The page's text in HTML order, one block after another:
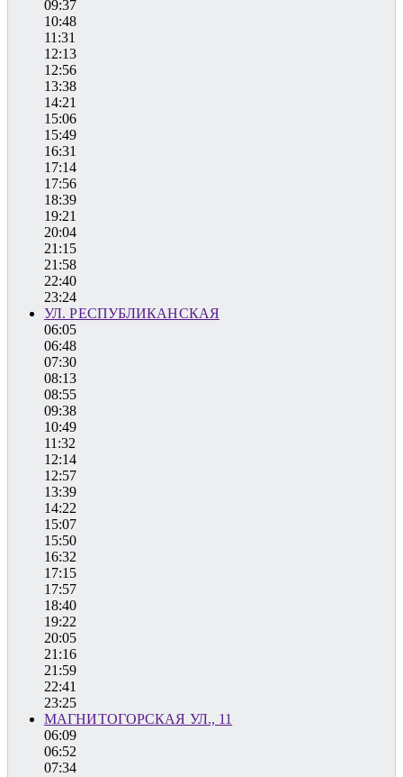
09:37
10:48
11:31
12:13
12:56
13:38
14:21
15:06
15:49
16:31
17:14
17:56
18:39
19:21
20:04
21:15
21:58
22:40
23:24
УЛ. РЕСПУБЛИКАНСКАЯ
06:05
06:48
07:30
08:13
08:55
09:38
10:49
11:32
12:14
12:57
13:39
14:22
15:07
15:50
16:32
17:15
17:57
18:40
19:22
20:05
21:16
21:59
22:41
23:25
МАГНИТОГОРСКАЯ УЛ., 11
06:09
06:52
07:34